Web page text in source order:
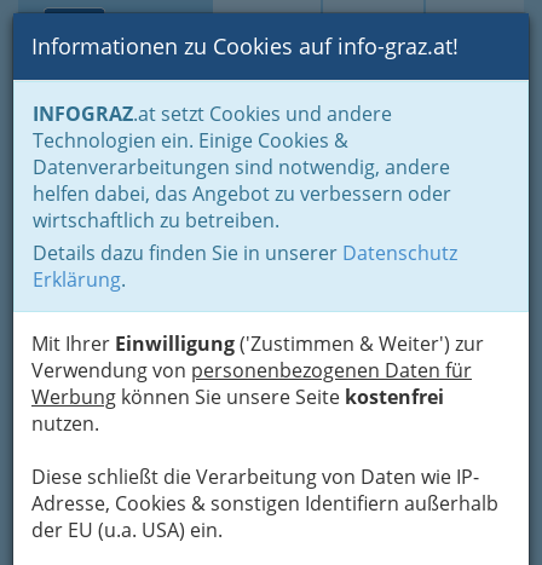
Suche Login Toggle
Informationen zu Cookies auf info-graz.at!
INFOGRAZ.at setzt Cookies und andere
Technologien ein. Einige Cookies &
Datenverarbeitungen sind notwendig, andere
helfen dabei, das Angebot zu verbessern oder
wirtschaftlich zu betreiben.
Details dazu finden Sie in unserer Datenschutz
Erklärung.
Mit Ihrer Einwilligung('Zustimmen & Weiter') zur
Verwendung von personenbezogenen Daten für
Werbung können Sie unsere Seite kostenfrei
nutzen.
Diese schließt die Verarbeitung von Daten wie IP-
Adresse, Cookies & sonstigen Identifiern außerhalb
der EU (u.a. USA) ein.
Home Branchen
Einkaufen & Schenken - der Handel
Der Handel nach WKO-Gliederung
Versicherungsagent Graz und Umgebung - Versicherungsagentin
Namhaftmachung von Personen an Versicherungen
Namhaftmachung von
Personen an
Versicherungen
Bezirksauswahl
1
FINANCE 4U AUSTRIA LTD
Ungergasse 40, 8020 Graz